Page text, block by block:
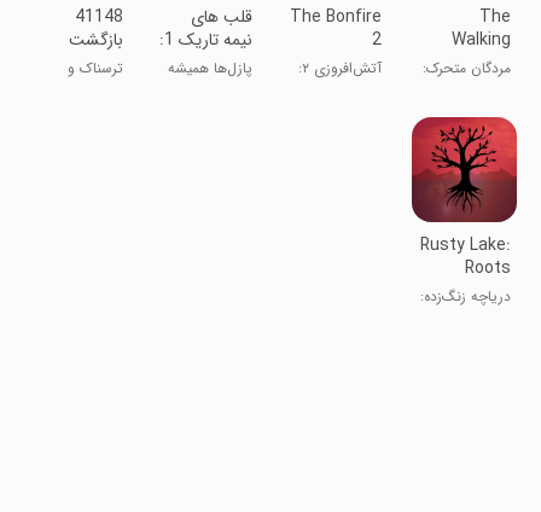
The
Walking
Dead: A
New Fronti
مردگان متحرک:
The Bonfire
2
Uncharted
Shores
آتش‌افروزی ۲:
‏‏‏‏‏‏‏قلب های
نیمه تاریک 1:
داستانی/
معمایی
پازل‌ها همیشه
‏‏‏‏‏‏‏41148
بازگشت
ترسناک و
Rusty Lake:
Roots
دریاچه زنگ‌زده: